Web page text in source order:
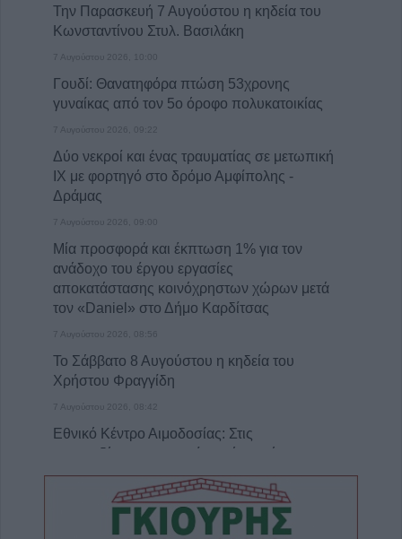
Την Παρασκευή 7 Αυγούστου η κηδεία του
Κωνσταντίνου Στυλ. Βασιλάκη
7 Αυγούστου 2026, 10:00
Γουδί: Θανατηφόρα πτώση 53χρονης
γυναίκας από τον 5ο όροφο πολυκατοικίας
7 Αυγούστου 2026, 09:22
Δύο νεκροί και ένας τραυματίας σε μετωπική
ΙΧ με φορτηγό στο δρόμο Αμφίπολης -
Δράμας
7 Αυγούστου 2026, 09:00
Μία προσφορά και έκπτωση 1% για τον
ανάδοχο του έργου εργασίες
αποκατάστασης κοινόχρηστων χώρων μετά
τον «Daniel» στο Δήμο Καρδίτσας
7 Αυγούστου 2026, 08:56
Το Σάββατο 8 Αυγούστου η κηδεία του
Χρήστου Φραγγίδη
7 Αυγούστου 2026, 08:42
Εθνικό Κέντρο Αιμοδοσίας: Στις
επηρεαζόμενες περιοχές από τον ιό του
Δυτικού Νείλου ο Δήμος Σοφάδων
7 Αυγούστου 2026, 08:24
Conference League: Τα αποτελέσματα των